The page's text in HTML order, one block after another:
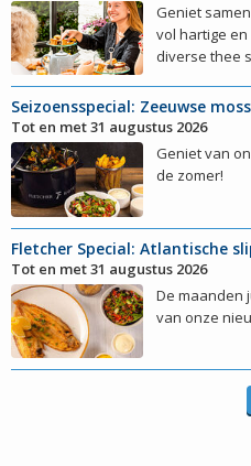
Geniet
vol hartige
diverse thee
Seizoensspecial: Zeeuwse
Tot en met 31 augustus 2026
Geniet van
de zomer!
Fletcher Special: Atlantische
Tot en met 31 augustus 2026
De maanden
van onze